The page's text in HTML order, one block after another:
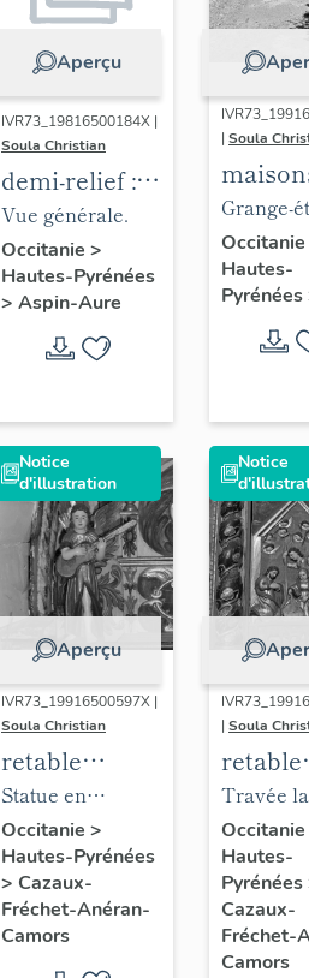
Aperçu
IVR73_19816500184X |
Soula Christian
demi-relief :
saint Martin
à cheval
Vue générale.
Occitanie >
Hautes-Pyrénées
> Aspin-Aure
| Soula
fermes
Grange-
élévation
[ferme
étudiée].
Occitanie
Hautes-
Pyrénées
Notice
d'illustration
Aperçu
IVR73_19916500597X |
Soula Christian
retable
(retable
architecturé,
retable à
ailes)
Statue en
amortissement
au dessus du
pilastre de la
travée gauche :
ange musicien.
Occitanie >
Hautes-Pyrénées
> Cazaux-
Fréchet-Anéran-
Camors
Notice
| Soula
retable
(retable
retable
ailes)
Travée
droite :
relief de
bergers.
Occitanie
Hautes-
Pyrénées
Cazaux-
Fréchet-
Camors